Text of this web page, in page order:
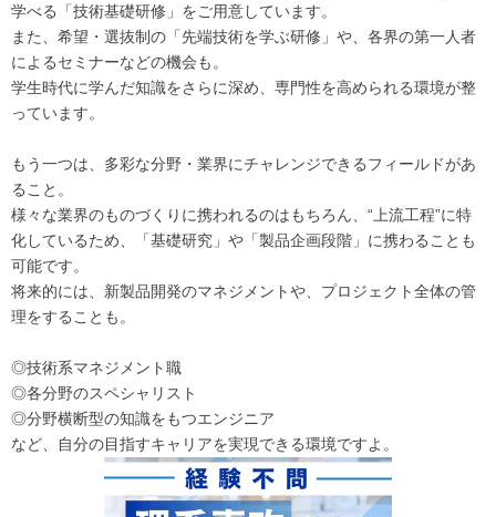
学べる「技術基礎研修」をご用意しています。
また、希望・選抜制の「先端技術を学ぶ研修」や、各界の第一人者
によるセミナーなどの機会も。
学生時代に学んだ知識をさらに深め、専門性を高められる環境が整
っています。
もう一つは、多彩な分野・業界にチャレンジできるフィールドがあ
ること。
様々な業界のものづくりに携われるのはもちろん、“上流工程”に特
化しているため、「基礎研究」や「製品企画段階」に携わることも
可能です。
将来的には、新製品開発のマネジメントや、プロジェクト全体の管
理をすることも。
◎技術系マネジメント職
◎各分野のスペシャリスト
◎分野横断型の知識をもつエンジニア
など、自分の目指すキャリアを実現できる環境ですよ。